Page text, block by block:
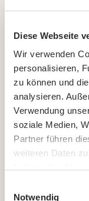
Diese Webseite
Wir verwenden
personalisieren,
zu können und
analysieren.
Verwendung
soziale Medien,
Partner führen
weiteren Daten
Notwendig